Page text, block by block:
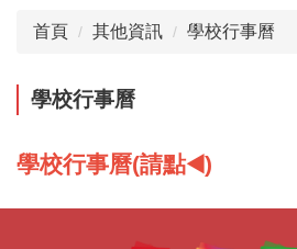
首頁 其他資訊 學校行事曆
學校行事曆
學校行事曆(請點◀️)